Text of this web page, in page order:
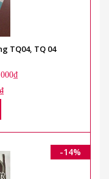
TQ04, TQ 04
-14%